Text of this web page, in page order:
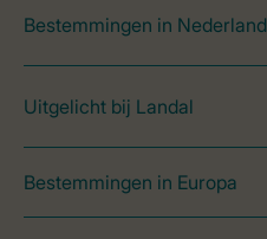
Bestemmingen in Nederland
Uitgelicht bij Landal
Bestemmingen in Europa